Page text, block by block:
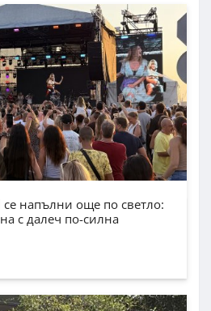
се напълни още по светло:
с далеч по-силна